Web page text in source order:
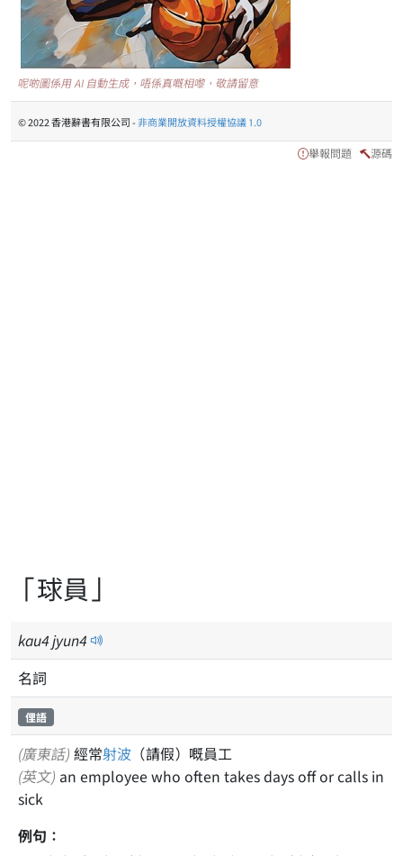
呢啲圖係用 AI 自動生成，唔係真嘅相嚟，敬請留意
© 2022 香港辭書有限公司 -非商業開放資料授權協議 1.0
舉報問題 源碼
「球員」
kau4jyun4
名詞
俚語
(廣東話) 經常射波 （請假）嘅員工
(英文)
sick
例句：